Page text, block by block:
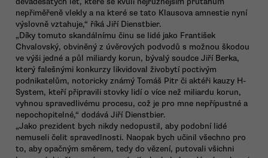
nepřiměřeně vlekly a na které se tato Klausova amnestie nyní
výslovně vztahuje,“ říká Jiří Dienstbier.
„Díky tomuto skandálnímu činu se lidé jako František
Chvalovský, obviněný z úvěrových podvodů s možnou škodou
ve výši jedné a půl miliardy korun, bývalý soudce Jiří Berka,
který falešnými konkurzy likvidoval živobytí poctivým
podnikatelům, notoricky známý Tomáš Pitr či aktéři kauzy H-
System, kteří připravili stovky lidí o více než miliardu korun,
vyhnou spravedlivému procesu, což je pro mne nepřípustné a
nepochopitelné,“ dodává Jiří Dienstbier.
„Jako prezident bych nikdy nedopustil, aby podobní lidé
nemuseli čelit spravedlnosti. Naopak bych učinil všechno pro
to, aby opačným směrem, tedy do vězení, putovali všichni